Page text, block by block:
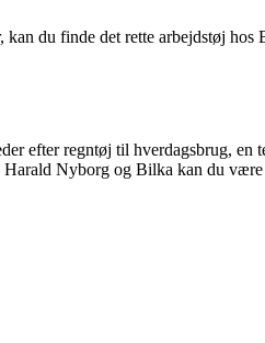
du finde det rette arbejdstøj
efter regntøj til hverdagsbrug, en
Nyborg og Bilka kan du